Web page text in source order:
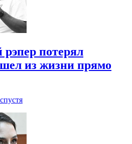
потерял
из жизни прямо